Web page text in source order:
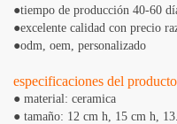
●tiempo de producción 40-60
●excelente calidad con precio
●odm, oem, personalizado
especificaciones del
● material: ceramica
● tamaño: 12 cm h, 15 cm h,